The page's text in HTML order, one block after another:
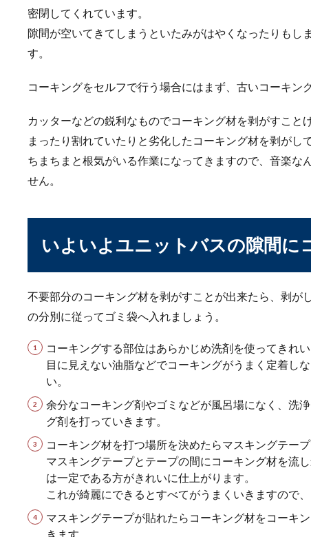
眼鏡を初めて作るとき
眼鏡を初めて作るときには
電車の中で距離の近い人が気
部屋で焼く焼肉。プレ
に気になるのが...
密閉してくれています。
隙間が空いてきてしまうといたみがはやくなったりもし
す。
コーキングをセルフで行う場合にはまず、古いコーキン
カッターなどの鋭利なものでコーキング材を剥がすこと
まったり割れていたりと劣化したコーキング材を剥がし
ちまちまと根気がいる作業になってきますので、音楽な
せん。
いよいよユニットバスの隙間に
不要部分のコーキング材を剥がすことが出来たら、剥が
の分別に従ってゴミ袋へ入れましょう。
コーキングする部位はあらかじめ洗剤を使ってきれい
目に見えない油脂などでコーキングがうまく定着し
い。
余分なコーキング剤やゴミなどが風呂場になく、洗
グ剤を打っていきます。
コーキング材を打つ場所を決めたらマスキングテー
マスキングテープとテープの間にコーキング材を流
は一定である方がきれいに仕上がります。
これが綺麗にできるとすべてがうまくいきますので
マスキングテープが貼れたらコーキング材をコーキ
きます。